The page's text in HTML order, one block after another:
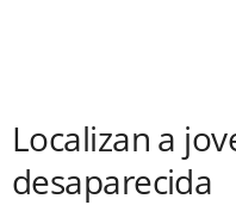
Localizan a
desaparecida